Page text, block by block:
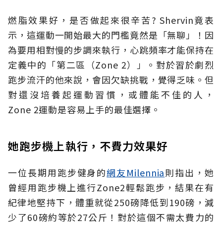
燃脂效果好，是否做起來很辛苦? Shervin竟表
示 ，這運動一開始最大的門檻竟然是「無聊」！因
為要用相對慢的步調來執行，心跳頻率才能保持在
定義中的「第二區（Zone 2）」
。對於習於劇烈
跑步流汗的他來說，會因欠缺挑戰，覺得乏味。但
對還沒培養起運動習慣，或體能不佳的人，
Zone 2運動是容易上手的最佳選擇 。
她跑步機上執行，不費力效果好
一位長期用跑步健身的網友Milennia則指出，她
曾經用跑步機上進行Zone2輕鬆跑步，結果在有
紀律地堅持下，體重就從250磅降低到190磅 ，減
少了60磅約等於27公斤！對於這個不需太費力的